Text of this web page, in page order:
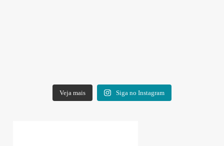
Veja mais Siga no Instagram